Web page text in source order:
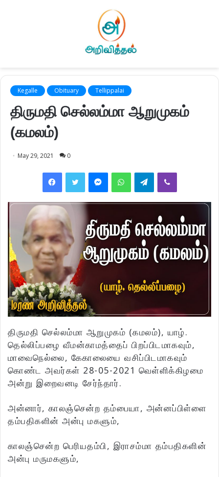
Kegalle Obituary Tellippalai
திருமதி செல்லம்மா ஆறுமுகம்
(கமலம்)
May 29, 2021 0
FacebookTwitter MessengerWhatsAppTelegramViber
திருமதி செல்லம்மா ஆறுமுகம் (கமலம்), யாழ்.
தெல்லிப்பழை வீமன்காமத்தைப் பிறப்பிடமாகவும்,
மாவைநெல்லை, கேகாலையை வசிப்பிடமாகவும்
கொண்ட அவர்கள் 28-05-2021 வெள்ளிக்கிழமை
அன்று இறைவனடி சேர்ந்தார்.
அன்னார், காலஞ்சென்ற தம்பையா, அன்னப்பிள்ளை
தம்பதிகளின் அன்பு மகளும்,
காலஞ்சென்ற பெரியதம்பி, இராசம்மா தம்பதிகளின்
அன்பு மருமகளும்,